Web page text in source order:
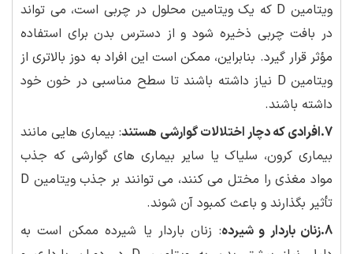
ویتامین D که یک ویتامین محلول در چربی است، می تواند
در بافت چربی ذخیره شود و از دسترس بدن برای استفاده
مؤثر قرار گیرد. بنابراین، ممکن است این افراد به دوز بالاتری از
ویتامین D نیاز داشته باشند تا سطح مناسبی در خون خود
داشته باشند.
7.افرادی که دچار اختلالات گوارشی هستند
: بیماری هایی مانند
بیماری کرون، سلیاک یا سایر بیماری های گوارشی که جذب
مواد مغذی را مختل می کنند، می توانند بر جذب ویتامین D
تأثیر بگذارند و باعث کمبود آن شوند.
8.زنان باردار و شیرده
: زنان باردار یا شیرده ممکن است به